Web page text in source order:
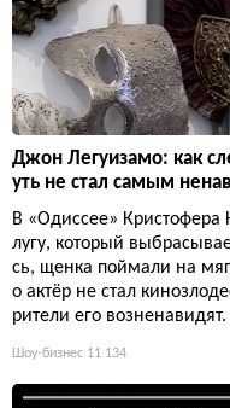
Джон Легуизамо: как
уть не стал самым
В «Одиссее» Кристофера
лугу, который
сь, щенка поймали на
о актёр не стал
рители его возненавидят.
Шоу-бизнес 11 134